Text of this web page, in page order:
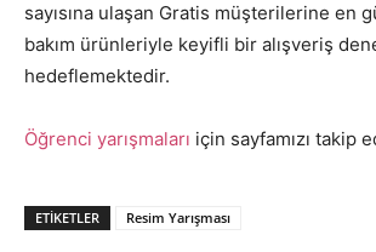
sayısına ulaşan Gratis müşterilerine en
bakım ürünleriyle keyifli bir alışveriş
hedeflemektedir.
Öğrenci yarışmaları için sayfamızı takip
ETIKETLER Resim Yarışması